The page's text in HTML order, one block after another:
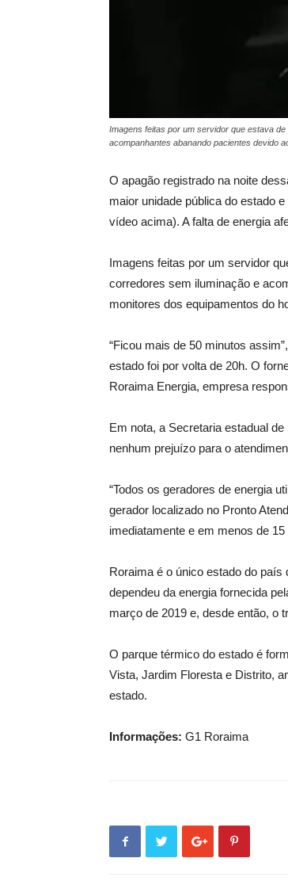
Imagens feitas por um servidor que estava
acompanhantes abanando pacientes devido
O apagão registrado na noite
maior unidade pública do estado
vídeo acima). A falta de energia
Imagens feitas por um servidor
corredores sem iluminação e
monitores dos equipamentos do
“Ficou mais de 50 minutos
estado foi por volta de 20h. O
Roraima Energia, empresa
Em nota, a Secretaria estadual
nenhum prejuízo para o
“Todos os geradores de energia
gerador localizado no Pronto
imediatamente e em menos de
Roraima é o único estado do país
dependeu da energia fornecida
março de 2019 e, desde então, o
O parque térmico do estado é
Vista, Jardim Floresta e Distrito,
estado.
Informações: G1 Roraima